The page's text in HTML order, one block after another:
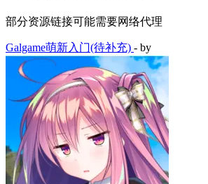
部分资源链接可能需要网络代理
Galgame萌新入门(待补充) - by